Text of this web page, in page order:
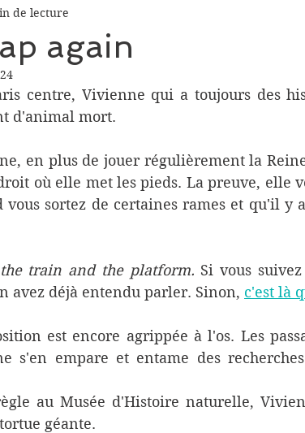
again
de lecture
centre, Vivienne qui a toujours des
d'animal mort.
en plus de jouer régulièrement la
où elle met les pieds. La preuve, elle
sortez de certaines rames et qu'il y
train and the platform. Si vous
avez déjà entendu parler. Sinon, c'est là
est encore agrippée à l'os. Les
s'en empare et entame des
au Musée d'Histoire naturelle,
géante.